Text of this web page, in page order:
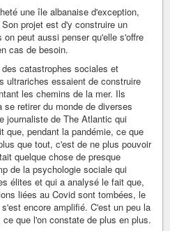
une île albanaise d'exception,
projet est d'y construire un
peut aussi penser qu'elle s'offre
cas de besoin.
catastrophes sociales et
ultrariches essaient de construire
les chemins de la mer. Ils
retirer du monde de diverses
journaliste de The Atlantic qui
que, pendant la pandémie, ce que
que tout, c'est de ne plus pouvoir
quelque chose de presque
de la psychologie sociale qui
élites et qui a analysé le fait que,
liées au Covid sont tombées, le
encore amplifié. C'est un peu la
que l'on constate de plus en plus.